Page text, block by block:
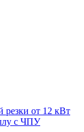
резки от 12 кВт
с ЧПУ